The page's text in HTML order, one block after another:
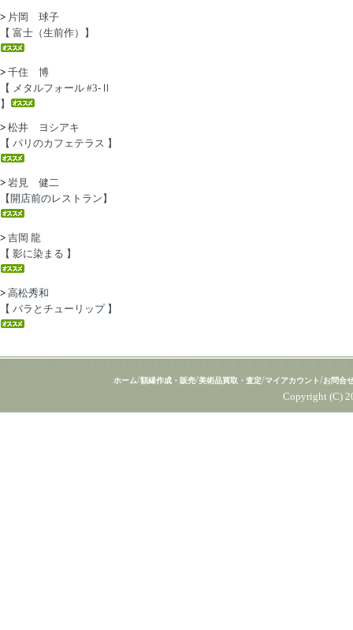
> 片岡 球子
【 富士（生前作）】
> 千住 博
【 メタルフォール #3-Ⅱ
】
> 松井 ヨシアキ
【 パリのカフェテラス 】
> 岩見 健二
【開店前のレストラン】
> 吉岡 龍
【 影に染まる 】
> 高松秀和
【 バラとチューリップ 】
ホーム/額縁作成・販売/美術品買取・査定/マイアカウント/お問合
Copyright (C)